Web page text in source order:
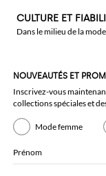
CULTURE ET
Dans le milieu de la
NOUVEAUTÉS ET
Inscrivez-vous
collections spéciales et
Mode femme
Prénom